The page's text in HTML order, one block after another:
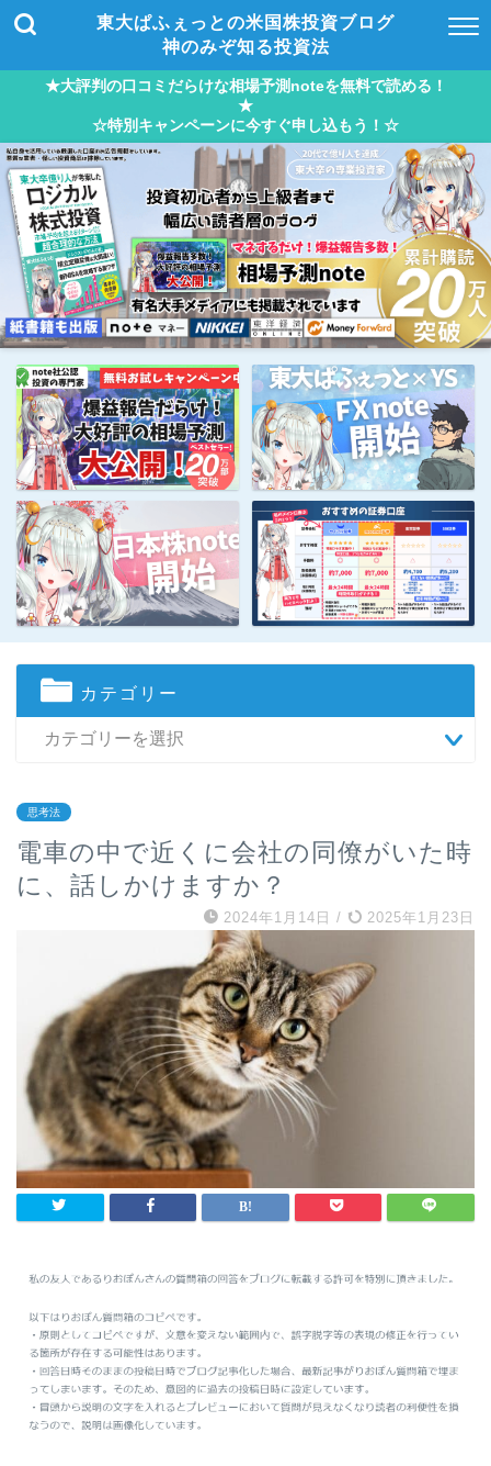
東大ぱふぇっとの米国株投資ブログ
神のみぞ知る投資法
★大評判の口コミだらけな相場予測noteを無料で読める！
★
☆特別キャンペーンに今すぐ申し込もう！☆
カテゴリー
思考法
電車の中で近くに会社の同僚がいた時
に、話しかけますか？
2024年1月14日 / 2025年1月23日